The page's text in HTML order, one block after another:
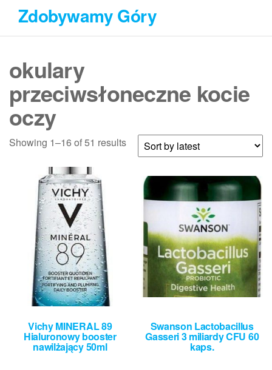
Przejdź
treści
Zdobywamy Góry
okulary
przeciwsłoneczne kocie
oczy
Showing 1–16 of 51 results
Vichy MINERAL 89
Hialuronowy booster
nawilżający 50ml
Swanson Lactobacillus
Gasseri 3 miliardy CFU 60
kaps.